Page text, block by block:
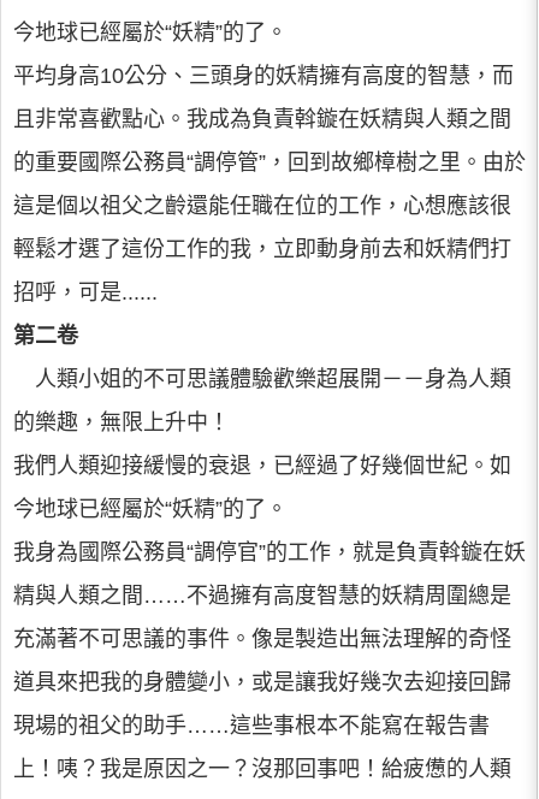
今地球已經屬於“妖精”的了。
平均身高10公分、三頭身的妖精擁有高度的智慧，而
且非常喜歡點心。我成為負責斡鏇在妖精與人類之間
的重要國際公務員“調停管”，回到故鄉樟樹之里。由於
這是個以祖父之齡還能任職在位的工作，心想應該很
輕鬆才選了這份工作的我，立即動身前去和妖精們打
招呼，可是......
第二卷
人類小姐的不可思議體驗歡樂超展開－－身為人類
的樂趣，無限上升中！
我們人類迎接緩慢的衰退，已經過了好幾個世紀。如
今地球已經屬於“妖精”的了。
我身為國際公務員“調停官”的工作，就是負責斡鏇在妖
精與人類之間……不過擁有高度智慧的妖精周圍總是
充滿著不可思議的事件。像是製造出無法理解的奇怪
道具來把我的身體變小，或是讓我好幾次去迎接回歸
現場的祖父的助手……這些事根本不能寫在報告書
上！咦？我是原因之一？沒那回事吧！給疲憊的人類